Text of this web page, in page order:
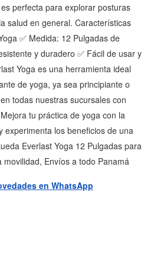
perfecta para explorar posturas
salud en general. Características
✅ Medida: 12 Pulgadas de
y duradero ✅ Fácil de usar y
Yoga es una herramienta ideal
de yoga, ya sea principiante o
todas nuestras sucursales con
tu práctica de yoga con la
experimenta los beneficios de una
Everlast Yoga 12 Pulgadas para
movilidad, Envíos a todo Panamá
en WhatsApp